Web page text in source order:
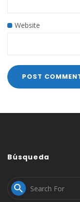
Website
Búsqueda
